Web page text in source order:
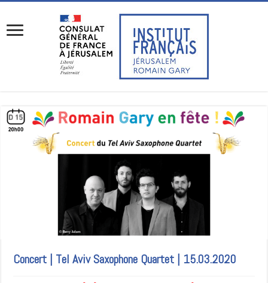
Concert | Tel Aviv Saxophone Quartet | 15.03.2020